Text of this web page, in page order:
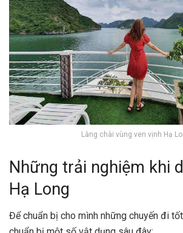
Làng chài vùng ven vịnh Hạ
Những trải nghiệm khi
Hạ Long
Để chuẩn bị cho mình những chuyến đi